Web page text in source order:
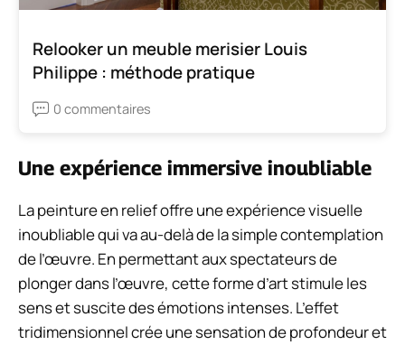
Relooker un meuble merisier Louis
Philippe : méthode pratique
0 commentaires
Une expérience immersive inoubliable
La peinture en relief offre une expérience visuelle
inoubliable qui va au-delà de la simple contemplation
de l’œuvre. En permettant aux spectateurs de
plonger dans l’œuvre, cette forme d’art stimule les
sens et suscite des émotions intenses. L’effet
tridimensionnel crée une sensation de profondeur et